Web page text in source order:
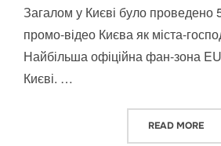
Загалом у Києві було проведено
промо-відео Києва як міста-
Найбільша офіційна фан-зона
Києві. …
READ MORE